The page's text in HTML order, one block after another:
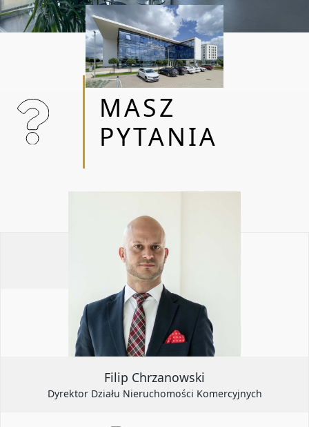
OBSŁUGA BEZPROWIZYJNA
WSPIERAM TRÓJMIEJSKIE FIRMY W
WYBORZE, ANALIZIE ORAZ NEGOCJACJACH
WARUNKÓW NAJMU NIERUCHOMOŚCI
KOMERCYJNYCH OD 2015 ROKU. DOSTARCZĘ
OPTYMALNE ROZWIĄZANIE DLA KAŻDEGO
BIZNESU DOSTOSOWANE DO
INDYWIDUALNYCH POTRZEB.
RELOKACJA / DOSTOSOWANIE UKŁADU /
WYPOSAŻENIE / PROJEKTY / WYCENY /
MASZ
PYTANIA
Filip Chrzanowski
Dyrektor Działu Nieruchomości Komercyjnych